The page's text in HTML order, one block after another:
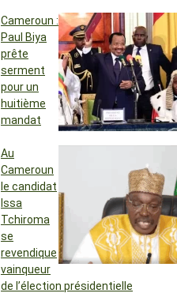
Cameroun :
Paul Biya
prête
serment
pour un
huitième
mandat
Au
Cameroun
le candidat
Issa
Tchiroma
se
revendique
vainqueur
de l’élection présidentielle